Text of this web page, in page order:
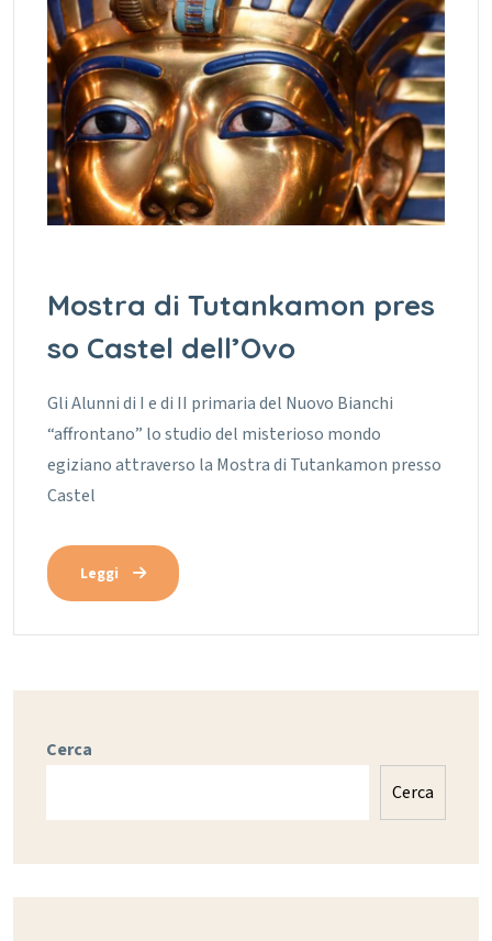
Mostra di Tutankamon pres
so Castel dell’Ovo
Gli Alunni di I e di II primaria del Nuovo Bianchi
“affrontano” lo studio del misterioso mondo
egiziano attraverso la Mostra di Tutankamon presso
Castel
Leggi
Cerca
Cerca